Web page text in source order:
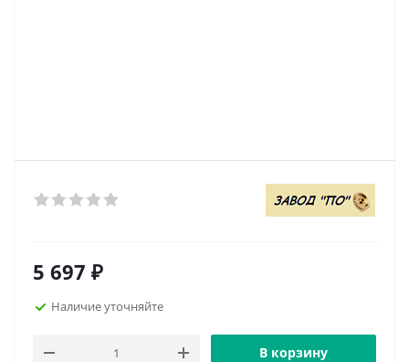
5 697 ₽
Наличие уточняйте
В корзину